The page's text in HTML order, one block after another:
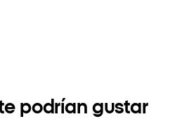
podrían gustar